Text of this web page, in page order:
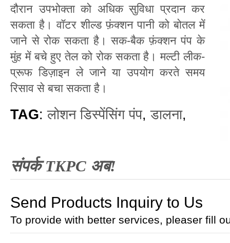
दौरान उपभोक्ता को अधिक सुविधा प्रदान कर
सकता है। वॉटर शील्ड फ़ंक्शन पानी को बोतल में
जाने से रोक सकता है। सक-बैक फ़ंक्शन पंप के
मुंह में बचे हुए तेल को रोक सकता है। मल्टी लीक-
प्रूफ डिज़ाइन ले जाने या उपयोग करते समय
रिसाव से बचा सकता है।
TAG:लोशन डिस्पेंसिंग पंप,डालना,
संपर्क TKPC अब!